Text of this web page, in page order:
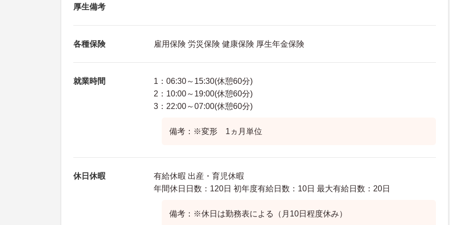
厚生備考
各種保険 雇用保険 労災保険 健康保険 厚生年金保険
就業時間
1：06:30～15:30(休憩60分)
2：10:00～19:00(休憩60分)
3：22:00～07:00(休憩60分)
備考：※変形 1ヵ月単位
休日休暇
有給休暇 出産・育児休暇
年間休日日数：120日 初年度有給日数：10日 最大有給日数：20日
備考：※休日は勤務表による（月10日程度休み）